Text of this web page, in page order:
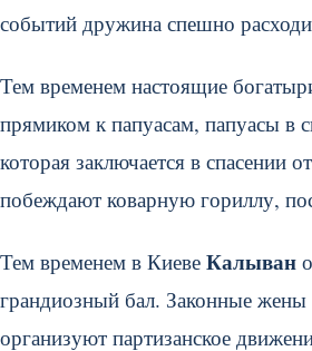
событий дружина спешно
Тем временем настоящие
прямиком к папуасам, папуасы в
которая заключается в спасении
побеждают коварную гориллу,
Тем временем в Киеве Калыван
грандиозный бал. Законные
организуют партизанское